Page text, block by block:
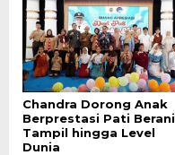
Chandra Dorong Anak
Berprestasi Pati Berani
Tampil hingga Level
Dunia